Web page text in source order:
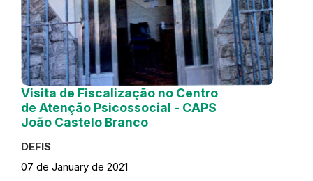
Visita de Fiscalização no Centro
de Atenção Psicossocial - CAPS
João Castelo Branco
DEFIS
07 de January de 2021